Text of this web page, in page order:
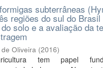
subterrâneas
regiões do sul do
solo e a avaliação da
Oliveira (2016)
tem papel